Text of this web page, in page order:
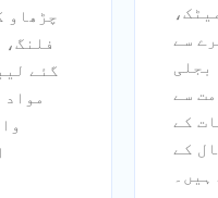
سے
بجلی
سے
کے
کے
چڑھاو
گئے